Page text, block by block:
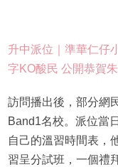
升中派位｜準華仁仔
字KO酸民 公開恭賀
訪問播出後，部分網
Band1名校。派位當
自己的溫習時間表，
習呈分試班，一個禮